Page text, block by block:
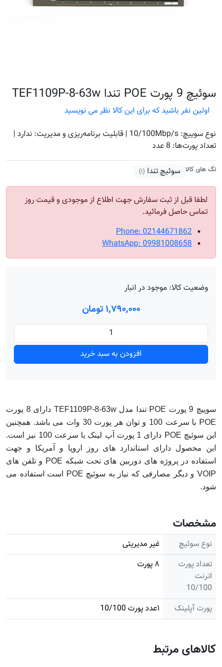
سوئیچ 9 پورت POE تندا TEF1109P-8-63w
اولین نفر باشید که برای این کالا نظر می نویسید
نوع سوییچ: 10/100Mbp/s | قابلیت برنامه‌ریزی و مدیریت: ندارد |
تعداد پورت‌ها: 8 عدد
تگ های کالا سوئیچ تندا (۱)
لطفا قبل از ثبت سفارش جهت اطلاع از موجودی و قیمت روز
تماس حاصل فرمائید.
Phone: 02144671862
WhatsApp: 09981008658
وضعیت کالا: موجود در انبار
۱٬۷۹۰٬۰۰۰ تومان
افزودن به سبد خرید
سوییچ 9 پورت POE تندا مدل TEF1109P-8-63w دارای 8 پورت
POE با سرعت 100 و توان هر پورت 30 وات می باشد. همچنین
این سوئیچ POE دارای 1 پورت آپ لینک با سرعت 100 نیز است.
این محصول دارای استاندارد های روز اروپا و آمریکا و جهت
استفاده در پروژه های دوربین های تحت شبکه POE و تلفن های
VOIP و دیگر مصارفی که نیاز به سوئیچ POE است استفاده می
شود.
مشخصات
نوع سوئیچ
غیر مدیریتی
تعداد پورت
اترنت
10/100
۸ پورت
پورت آپلینک ۱عدد پورت 10/100
کالاهای مرتبط